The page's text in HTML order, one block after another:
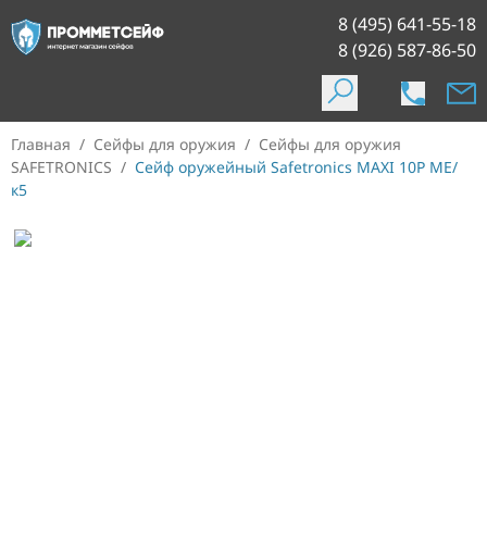
8 (495) 641-55-18
8 (926) 587-86-50
Главная / Сейфы для оружия / Сейфы для оружия
SAFETRONICS / Сейф оружейный Safetronics MAXI 10P ME/
к5